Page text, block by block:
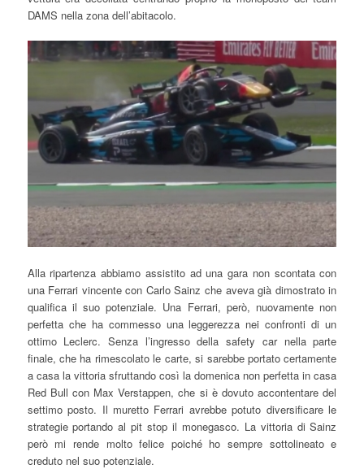
DAMS nella zona dell’abitacolo.
Alla ripartenza abbiamo assistito ad una gara non scontata con
una Ferrari vincente con Carlo Sainz che aveva già dimostrato in
qualifica il suo potenziale. Una Ferrari, però, nuovamente non
perfetta che ha commesso una leggerezza nei confronti di un
ottimo Leclerc. Senza l’ingresso della safety car nella parte
finale, che ha rimescolato le carte, si sarebbe portato certamente
a casa la vittoria sfruttando così la domenica non perfetta in casa
Red Bull con Max Verstappen, che si è dovuto accontentare del
settimo posto. Il muretto Ferrari avrebbe potuto diversificare le
strategie portando al pit stop il monegasco. La vittoria di Sainz
però mi rende molto felice poiché ho sempre sottolineato e
creduto nel suo potenziale.